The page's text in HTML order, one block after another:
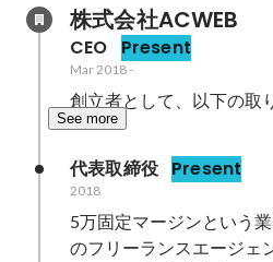
株式会社ACWEB
CEO Present
Mar 2018-
創立者として、以下の取
See more
代表取締役 Present
2018
5万固定マージンという
のフリーランスエージェ